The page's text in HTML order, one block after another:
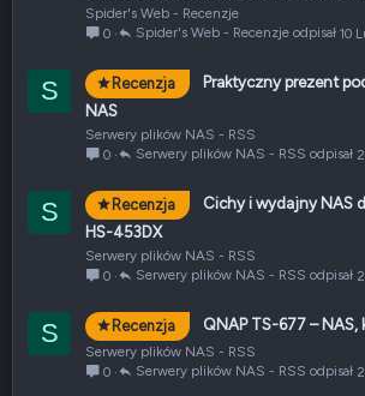
Spider's Web - Recenzje
0
10
Spider's Web - Recenzje
S Recenzja
Praktyczny prezent
NAS
Serwery plików NAS - RSS
0
Serwery plików NAS - RSS
S Recenzja
Cichy i wydajny NAS
HS-453DX
Serwery plików NAS - RSS
0
Serwery plików NAS - RSS
S Recenzja QNAP TS-677 –
Serwery plików NAS - RSS
0
Serwery plików NAS - RSS